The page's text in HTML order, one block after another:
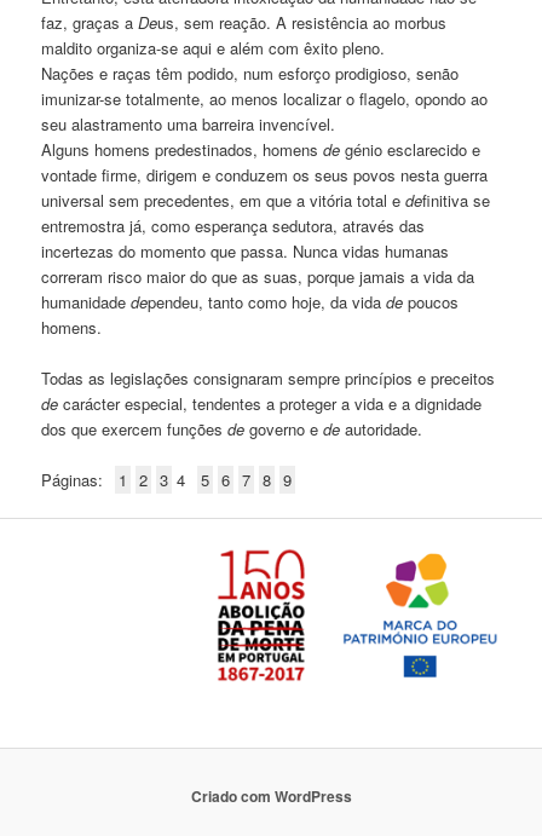
faz, graças aDeus, sem reação. A resistência ao morbus
maldito organiza-se aqui e além com êxito pleno.
Nações e raças têm podido, num esforço prodigioso, senão
imunizar-se totalmente, ao menos localizar o flagelo, opondo ao
seu alastramento uma barreira invencível.
Alguns homens predestinados, homensde génio esclarecido e
vontade firme, dirigem e conduzem os seus povos nesta guerra
universal sem precedentes, em que a vitória total edefinitiva se
entremostra já, como esperança sedutora, através das
incertezas do momento que passa. Nunca vidas humanas
correram risco maior do que as suas, porque jamais a vida da
humanidadedependeu, tanto como hoje, da vidade poucos
homens.
Todas as legislações consignaram sempre princípios e preceitos
de carácter especial, tendentes a proteger a vida e a dignidade
dos que exercem funçõesde governo ede autoridade.
Páginas: 1 2 3 4 5 6 7 8 9
Criado com WordPress